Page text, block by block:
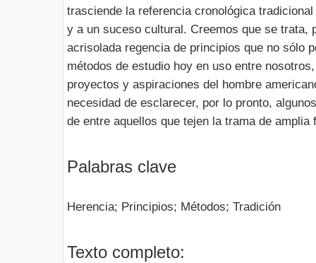
trasciende la referencia cronológica
y a un suceso cultural. Creemos que se trata,
acrisolada regencia de principios que no sólo
métodos de estudio hoy en uso entre
proyectos y aspiraciones del hombre
necesidad de esclarecer, por lo pronto,
de entre aquellos que tejen la trama de amplia
Palabras clave
Herencia; Principios; Métodos; Tradición
Texto completo: